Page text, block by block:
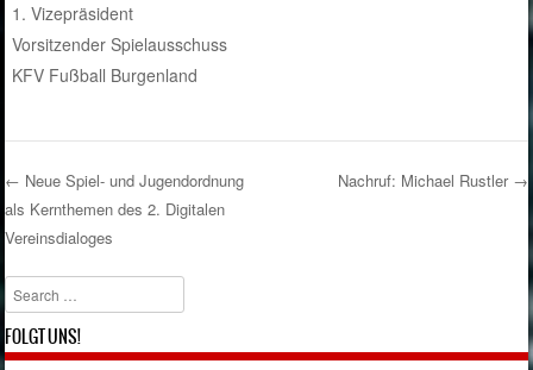
1. Vizepräsident
Vorsitzender Spielausschuss
KFV Fußball Burgenland
Post navigation
← Neue Spiel- und Jugendordnung
als Kernthemen des 2. Digitalen
Vereinsdialoges
Nachruf: Michael Rustler →
Search
FOLGT UNS!